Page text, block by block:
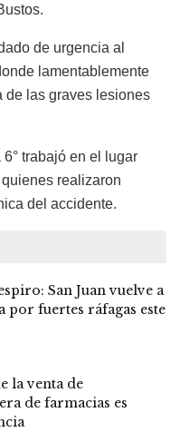
de urgencia al
lamentablemente
de las graves lesiones
trabajó en el lugar
realizaron
del accidente.
San Juan vuelve a
por fuertes ráfagas este
la venta de
de farmacias es